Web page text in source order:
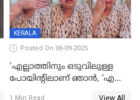
KERALA
Posted On 06-09-2025
'എല്ലാത്തിനും ഒടുവിലുള്ള
പോയിന്റിലാണ് ഞാൻ, ‘എന്‍റെ
1 Min Read View All